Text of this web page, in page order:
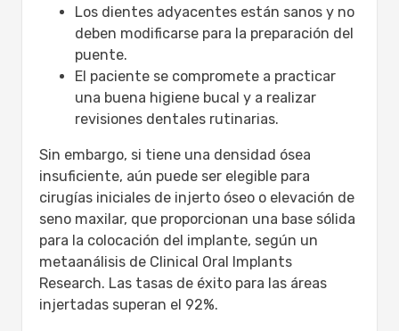
Los dientes adyacentes están sanos y no
deben modificarse para la preparación del
puente.
El paciente se compromete a practicar
una buena higiene bucal y a realizar
revisiones dentales rutinarias.
Sin embargo, si tiene una densidad ósea
insuficiente, aún puede ser elegible para
cirugías iniciales de injerto óseo o elevación de
seno maxilar, que proporcionan una base sólida
para la colocación del implante, según un
metaanálisis de Clinical Oral Implants
Research. Las tasas de éxito para las áreas
injertadas superan el 92%.